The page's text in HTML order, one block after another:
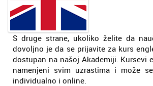
S druge strane, ukoliko želite da
dovoljno je da se prijavite za kurs
dostupan na našoj Akademiji. Kursevi
namenjeni svim uzrastima i može
individualno i online.